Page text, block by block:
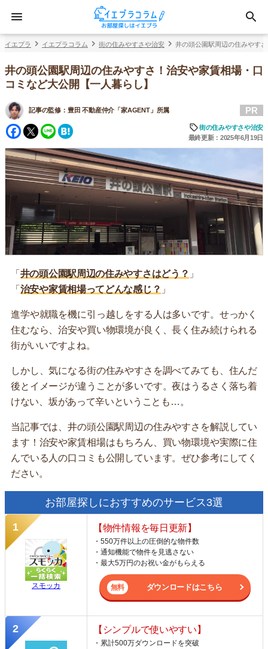
イエプラ イエプラコラム 街の住みやすさや治安 井の頭公園駅周辺の住みやす
井の頭公園駅周辺の住みやすさ！治安や家賃相場・口
コミなど大公開【一人暮らし】
記事の監修： 豊田 不動産仲介「家AGENT」所属
Facebook
Twitter
Line
PR
街の住みやすさや治安
最終更新：2025年6月19日
「 井の頭公園駅周辺の住みやすさはどう？ 」
「 治安や家賃相場ってどんな感じ？ 」
進学や就職を機に引っ越しをする人は多いです。せっかく
住むなら、治安や買い物環境が良く、長く住み続けられる
街がいいですよね。
しかし、気になる街の住みやすさを調べてみても、住んだ
後とイメージが違うことが多いです。夜はうるさく落ち着
けない、坂があって辛いということも…。
当記事では、井の頭公園駅周辺の住みやすさを解説してい
ます！治安や家賃相場はもちろん、買い物環境や実際に住
んでいる人の口コミも公開しています。ぜひ参考にしてく
ださい。
お部屋探しにおすすめのサービス3選
スモッカ
【物件情報を毎日更新】
・550万件以上の圧倒的な物件数
・通知機能で物件を見逃さない
・最大5万円のお祝い金がもらえる
ダウンロードはこちら
【シンプルで使いやすい】
・累計500万ダウンロードを突破